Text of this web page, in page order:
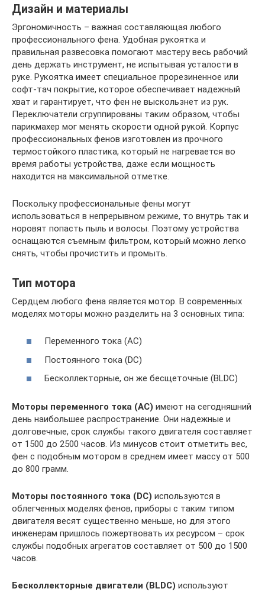
Дизайн и материалы
Эргономичность – важная составляющая любого
профессионального фена. Удобная рукоятка и
правильная развесовка помогают мастеру весь рабочий
день держать инструмент, не испытывая усталости в
руке. Рукоятка имеет специальное прорезиненное или
софт-тач покрытие, которое обеспечивает надежный
хват и гарантирует, что фен не выскользнет из рук.
Переключатели сгруппированы таким образом, чтобы
парикмахер мог менять скорости одной рукой. Корпус
профессиональных фенов изготовлен из прочного
термостойкого пластика, который не нагревается во
время работы устройства, даже если мощность
находится на максимальной отметке.
Поскольку профессиональные фены могут
использоваться в непрерывном режиме, то внутрь так и
норовят попасть пыль и волосы. Поэтому устройства
оснащаются съемным фильтром, который можно легко
снять, чтобы прочистить и промыть.
Тип мотора
Сердцем любого фена является мотор. В современных
моделях моторы можно разделить на 3 основных типа:
Переменного тока (AC)
Постоянного тока (DC)
Бесколлекторные, он же бесщеточные (BLDC)
Моторы переменного тока (AC) имеют на сегодняшний
день наибольшее распространение. Они надежные и
долговечные, срок службы такого двигателя составляет
от 1500 до 2500 часов. Из минусов стоит отметить вес,
фен с подобным мотором в среднем имеет массу от 500
до 800 грамм.
Моторы постоянного тока (DC) используются в
облегченных моделях фенов, приборы с таким типом
двигателя весят существенно меньше, но для этого
инженерам пришлось пожертвовать их ресурсом – срок
службы подобных агрегатов составляет от 500 до 1500
часов.
Бесколлекторные двигатели (BLDC) используют